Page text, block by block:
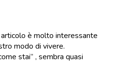
è molto interessante
modo di vivere.
stai” , sembra quasi